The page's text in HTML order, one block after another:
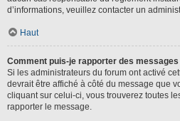
d’informations, veuillez contacter un
Haut
Comment puis-je rapporter des
Si les administrateurs du forum ont activé
devrait être affiché à côté du message que
cliquant sur celui-ci, vous trouverez toutes
rapporter le message.